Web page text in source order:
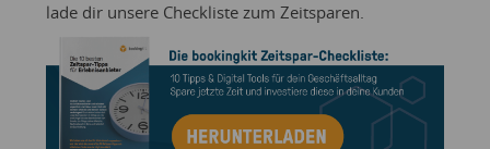
lade dir unsere Checkliste zum Zeitsparen.